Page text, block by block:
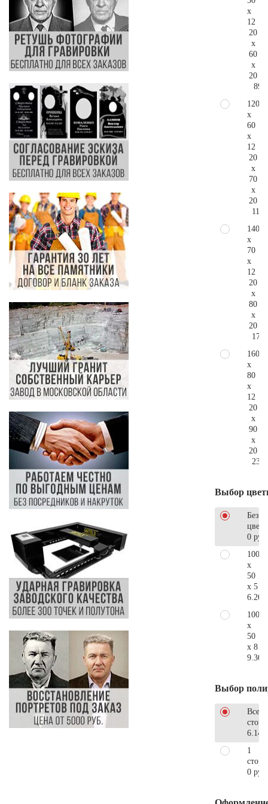
x
12
20
x
60
x
20
120
x
60
x
12
20
x
70
x
20
140
x
70
x
12
20
x
80
x
20
160
x
80
x
12
20
x
90
x
20
Выбор
Без
0 руб.
100
x
50
x 5
100
x
50
x 8
Выбор
Все
1
0 руб.